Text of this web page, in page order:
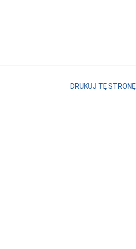
DRUKUJ TĘ STRONĘ